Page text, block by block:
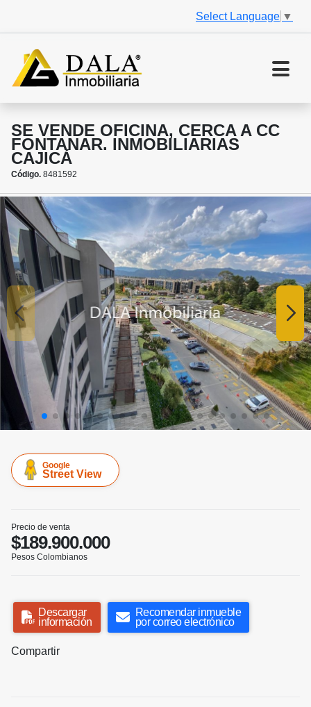
Select Language ▼
SE VENDE OFICINA, CERCA A CC
FONTANAR. INMOBILIARIAS
CAJICÁ
Código. 8481592
Google
Street View
Precio de venta
$189.900.000
Pesos Colombianos
Descargar
información
Recomendar inmueble
por correo electrónico
Compartir